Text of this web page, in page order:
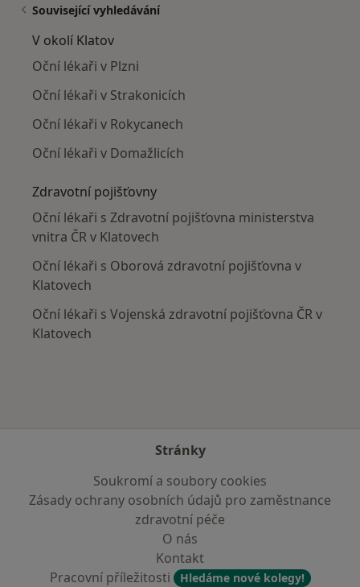
Související vyhledávání
V okolí Klatov
Oční lékaři v Plzni
Oční lékaři v Strakonicích
Oční lékaři v Rokycanech
Oční lékaři v Domažlicích
Zdravotní pojišťovny
Oční lékaři s Zdravotní pojišťovna ministerstva
vnitra ČR v Klatovech
Oční lékaři s Oborová zdravotní pojišťovna v
Klatovech
Oční lékaři s Vojenská zdravotní pojišťovna ČR v
Klatovech
Stránky
Soukromí a soubory cookies
Zásady ochrany osobních údajů pro zaměstnance
zdravotní péče
O nás
Kontakt
Pracovní příležitosti
Hledáme nové kolegy!